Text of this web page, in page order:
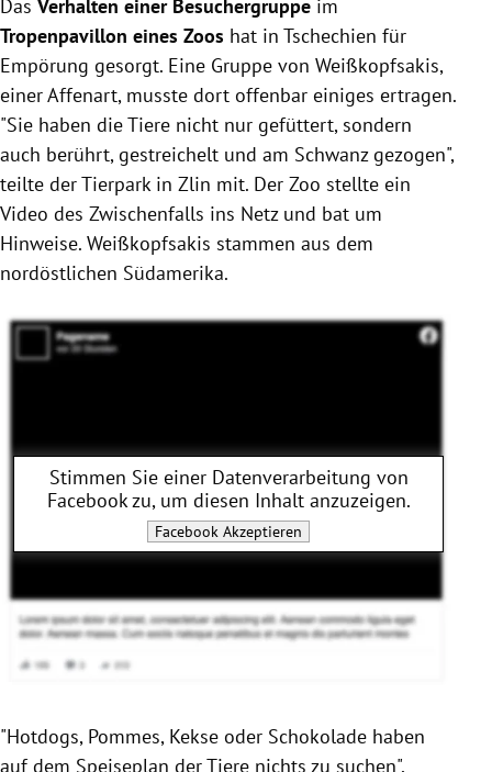
Der Zoo warnt vor gesundheitlichen Risiken durch
ungeeignete Nahrung wie Schokolade für die Affen.
Zoodirektor beschreibt Herausforderungen bei der
Überwachung der Besucher an belebten Tagen.
Das Verhalten einer Besuchergruppe im
Tropenpavillon eines Zoos hat in Tschechien für
Empörung gesorgt. Eine Gruppe von Weißkopfsakis,
einer Affenart, musste dort offenbar einiges ertragen.
"Sie haben die Tiere nicht nur gefüttert, sondern
auch berührt, gestreichelt und am Schwanz gezogen",
teilte der Tierpark in Zlin mit. Der Zoo stellte ein
Video des Zwischenfalls ins Netz und bat um
Hinweise. Weißkopfsakis stammen aus dem
nordöstlichen Südamerika.
Stimmen Sie einer Datenverarbeitung von
Facebookzu, um diesen Inhalt anzuzeigen.
Facebook Akzeptieren
"Hotdogs, Pommes, Kekse oder Schokolade haben
auf dem Speiseplan der Tiere nichts zu suchen",